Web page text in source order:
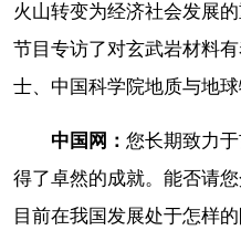
火山转变为经济社会发展
节目专访了对玄武岩材料
士、中国科学院地质与地
中国网： 您长期致力
得了卓然的成就。能否请
目前在我国发展处于怎样